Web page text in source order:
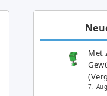
Met
7.